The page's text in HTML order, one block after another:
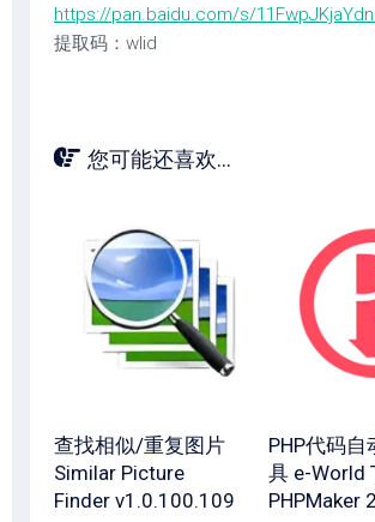
https://pan.baidu.com/s/
提取码：wlid
您可能还喜欢...
查找相似/重复图片
Similar Picture
Finder v1.0.100.109
PHP代码自
具 e-World
PHPMaker